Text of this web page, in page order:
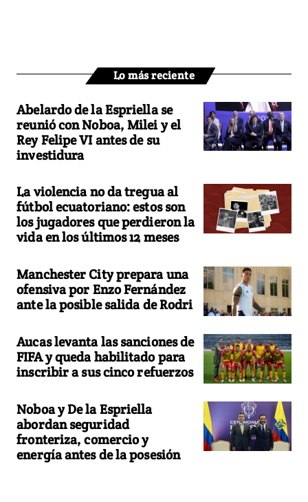
Lo más reciente
Abelardo de la Espriella se
reunió con Noboa, Milei y el
Rey Felipe VI antes de su
investidura
La violencia no da tregua al
fútbol ecuatoriano: estos son
los jugadores que perdieron la
vida en los últimos 12 meses
Manchester City prepara una
ofensiva por Enzo Fernández
ante la posible salida de Rodri
Aucas levanta las sanciones de
FIFA y queda habilitado para
inscribir a sus cinco refuerzos
Noboa y De la Espriella
abordan seguridad
fronteriza, comercio y
energía antes de la posesión